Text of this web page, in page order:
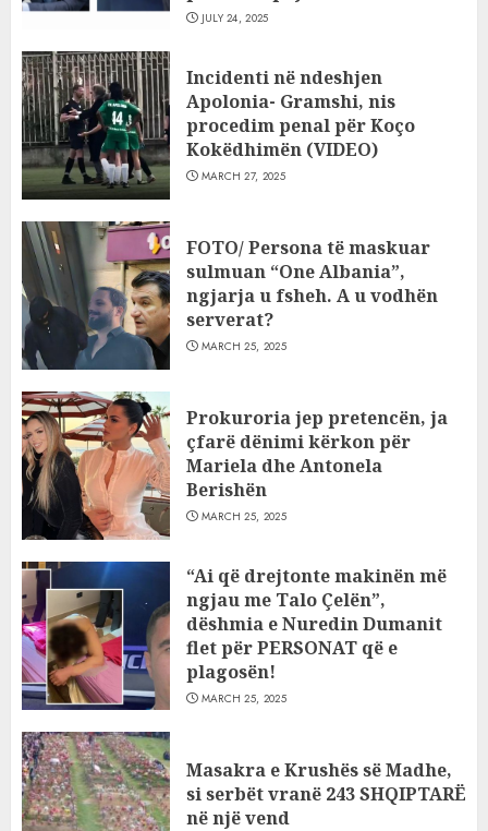
JULY 24, 2025
Incidenti në ndeshjen
Apolonia- Gramshi, nis
procedim penal për Koço
Kokëdhimën (VIDEO)
MARCH 27, 2025
FOTO/ Persona të maskuar
sulmuan “One Albania”,
ngjarja u fsheh. A u vodhën
serverat?
MARCH 25, 2025
Prokuroria jep pretencën, ja
çfarë dënimi kërkon për
Mariela dhe Antonela
Berishën
MARCH 25, 2025
“Ai që drejtonte makinën më
ngjau me Talo Çelën”,
dëshmia e Nuredin Dumanit
flet për PERSONAT që e
plagosën!
MARCH 25, 2025
Masakra e Krushës së Madhe,
si serbët vranë 243 SHQIPTARË
në një vend